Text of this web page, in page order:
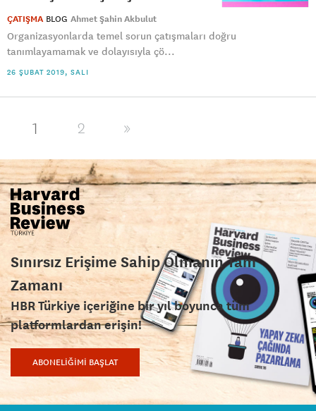
ÇATIŞMA BLOG Ahmet Şahin Akbulut
Organizasyonlarda temel sorun çatışmaları doğru
tanımlayamamak ve dolayısıyla çö...
26 ŞUBAT 2019, SALI
1 2 »
Sınırsız Erişime Sahip Olmanın Tam
Zamanı
HBR Türkiye içeriğine bir yıl boyunca tüm
platformlardan erişin!
ABONELİĞİMİ BAŞLAT